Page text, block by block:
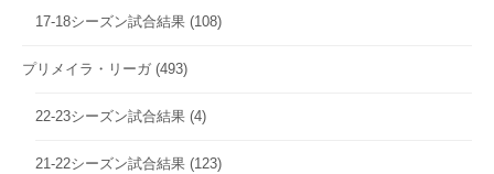
17-18シーズン試合結果 (108)
プリメイラ・リーガ (493)
22-23シーズン試合結果 (4)
21-22シーズン試合結果 (123)